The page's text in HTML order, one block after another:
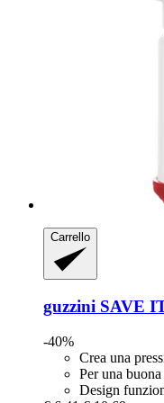
Carrello
guzzini SAVE
-40%
Crea una
Per una
Design